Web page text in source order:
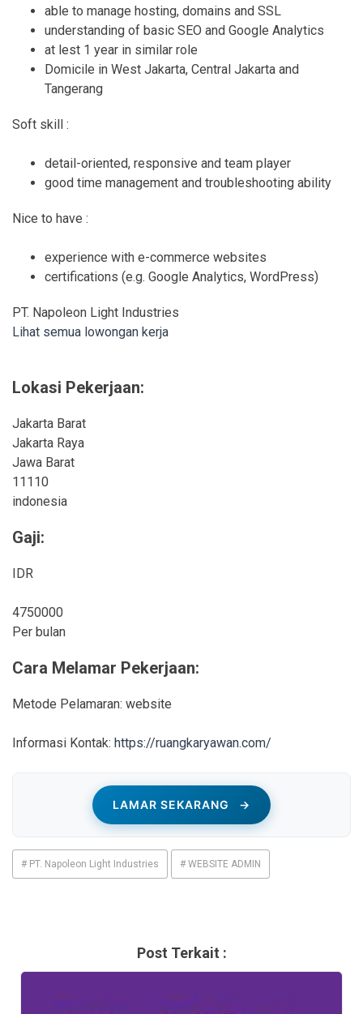
able to manage hosting, domains and SSL
understanding of basic SEO and Google Analytics
at lest 1 year in similar role
Domicile in West Jakarta, Central Jakarta and
Tangerang
Soft skill :
detail-oriented, responsive and team player
good time management and troubleshooting ability
Nice to have :
experience with e-commerce websites
certifications (e.g. Google Analytics, WordPress)
PT. Napoleon Light Industries
Lihat semua lowongan kerja
Lokasi Pekerjaan:
Jakarta Barat
Jakarta Raya
Jawa Barat
11110
indonesia
Gaji:
IDR
4750000
Per bulan
Cara Melamar Pekerjaan:
Metode Pelamaran: website
Informasi Kontak: https://ruangkaryawan.com/
LAMAR SEKARANG →
# PT. Napoleon Light Industries # WEBSITE ADMIN
Post Terkait :